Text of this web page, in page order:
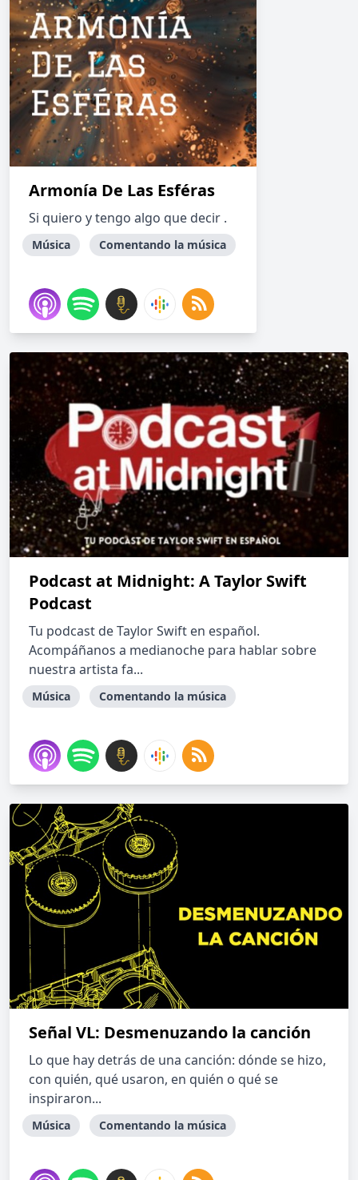
Armonía De Las Esféras
Si quiero y tengo algo que decir .
Música Comentando la música
Podcast at Midnight: A Taylor Swift
Podcast
Tu podcast de Taylor Swift en español.
Acompáñanos a medianoche para hablar sobre
nuestra artista fa...
Música Comentando la música
Señal VL: Desmenuzando la canción
Lo que hay detrás de una canción: dónde se hizo,
con quién, qué usaron, en quién o qué se
inspiraron...
Música Comentando la música